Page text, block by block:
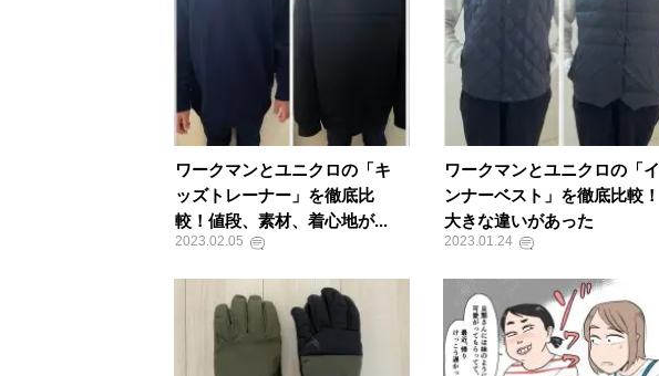
ワークマンとユニクロの「キ
ッズトレーナー」を徹底比
較！値段、素材、着心地が...
2023.02.05
ワークマンとユニクロの「イ
ンナーベスト」を徹底比較！
大きな違いがあった
2023.01.24